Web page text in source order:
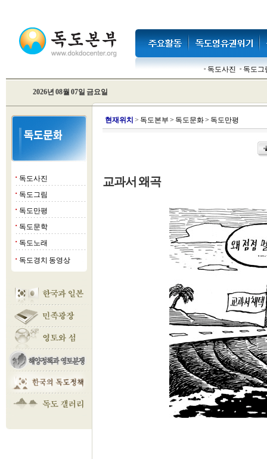
독도사진 독도그
2026년 08월 07일 금요일
■ 독도사진
■ 독도그림
■ 독도만평
■ 독도문학
■ 독도노래
■ 독도경치 동영상
현재위치 > 독도본부 > 독도문화> 독도만평
교과서 왜곡